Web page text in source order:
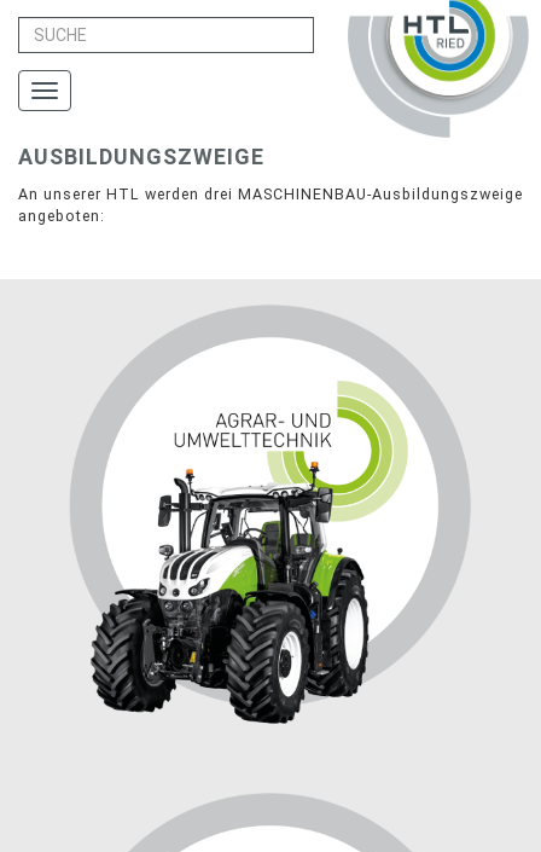
Toggle
navigation
AUSBILDUNGSZWEIGE
An unserer HTL werden drei MASCHINENBAU-Ausbildungszweige
angeboten: